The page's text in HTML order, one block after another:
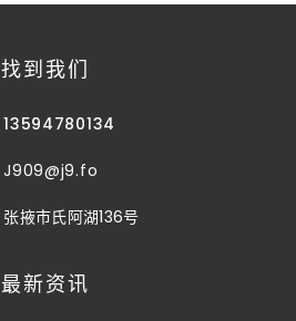
找到我们
13594780134
J909@j9.fo
张掖市氏阿湖136号
最新资讯